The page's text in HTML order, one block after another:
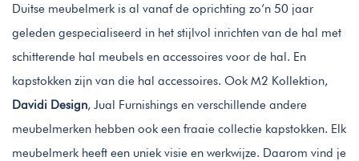
Duitse meubelmerk is al vanaf de oprichting zo’n 50 jaar
geleden gespecialiseerd in het stijlvol inrichten van de hal met
schitterende hal meubels en accessoires voor de hal. En
kapstokken zijn van die hal accessoires. Ook M2 Kollektion,
Davidi Design, Jual Furnishings en verschillende andere
meubelmerken hebben ook een fraaie collectie kapstokken. Elk
meubelmerk heeft een uniek visie en werkwijze. Daarom vind je